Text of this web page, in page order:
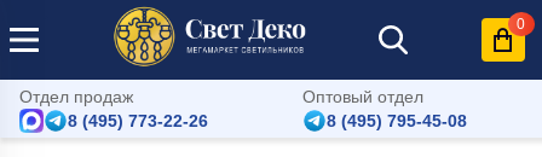
0
Отдел продаж
8 (495) 773-22-26
Оптовый отдел
8 (495) 795-45-08